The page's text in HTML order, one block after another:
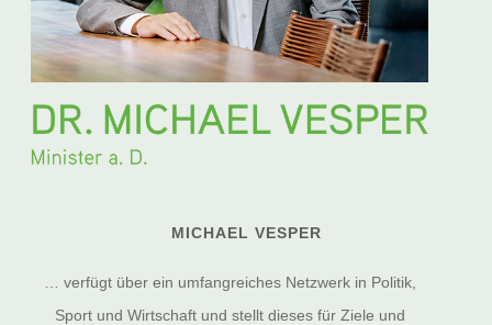
MICHAEL VESPER
… verfügt über ein umfangreiches Netzwerk in Politik,
Sport und Wirtschaft und stellt dieses für Ziele und